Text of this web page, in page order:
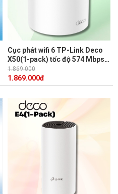
Cục phát wifi 6 TP-Link Deco
X50(1-pack) tốc độ 574 Mbps
trên 2.4 GHz, 2402 Mbps trên 5
GHz
1.869.000
1.869.000đ